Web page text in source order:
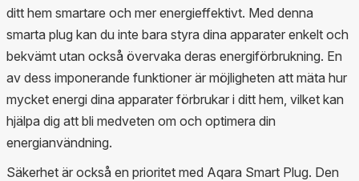
ditt hem smartare och mer energieffektivt. Med denna
smarta plug kan du inte bara styra dina apparater enkelt och
bekvämt utan också övervaka deras energiförbrukning. En
av dess imponerande funktioner är möjligheten att mäta hur
mycket energi dina apparater förbrukar i ditt hem, vilket kan
hjälpa dig att bli medveten om och optimera din
energianvändning.
Säkerhet är också en prioritet med Aqara Smart Plug. Den